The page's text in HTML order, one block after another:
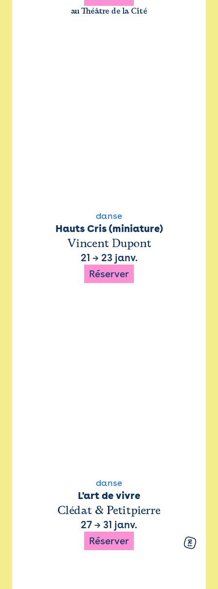
au Théâtre de la Cité
danse
Hauts Cris (miniature)
Vincent Dupont
21 → 23 janv.
Réserver
danse
L'art de vivre
Clédat & Petitpierre
27 → 31 janv.
Réserver